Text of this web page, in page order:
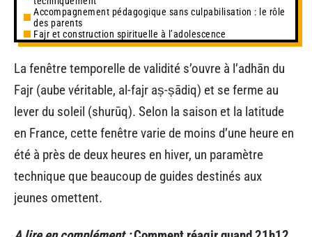
Accompagnement pédagogique sans culpabilisation : le rôle
des parents
Fajr et construction spirituelle à l’adolescence
La fenêtre temporelle de validité s’ouvre à l’adhān du
Fajr (aube véritable, al-fajr aṣ-ṣādiq) et se ferme au
lever du soleil (shurūq). Selon la saison et la latitude
en France, cette fenêtre varie de moins d’une heure en
été à près de deux heures en hiver, un paramètre
technique que beaucoup de guides destinés aux
jeunes omettent.